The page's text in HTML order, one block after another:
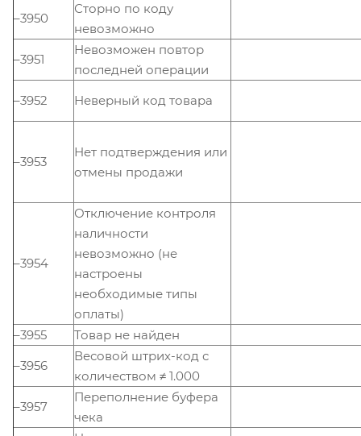
–3950
Сторно по коду
невозможно
–3951
Невозможен повтор
последней операции
–3952
Неверный код товара
–3953
Нет подтверждения или
отмены продажи
–3954
Отключение контроля
наличности
невозможно (не
настроены
необходимые типы
оплаты)
–3955
Товар не найден
–3956
Весовой штрих-код с
количеством ≠ 1.000
–3957
Переполнение буфера
чека